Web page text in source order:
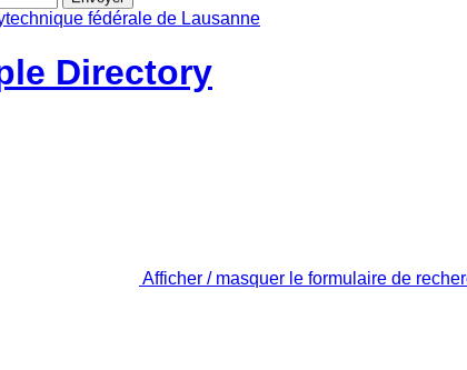
Directory
Afficher / masquer le formulaire de